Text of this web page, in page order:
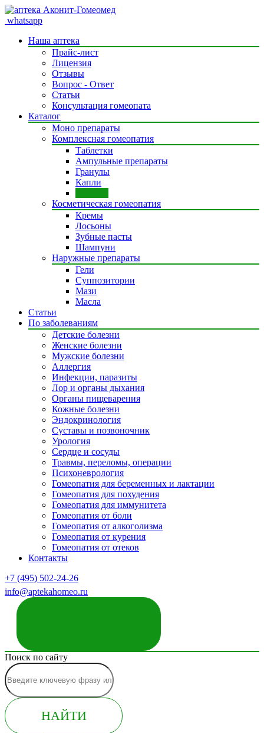
whatsapp
Наша аптека
Прайс-лист
Лицензия
Отзывы
Вопрос - Ответ
Статьи
Консультация гомеопата
Каталог
Моно препараты
Комплексная гомеопатия
Таблетки
Ампульные препараты
Гранулы
Капли
Косметическая гомеопатия
Кремы
Лосьоны
Зубные пасты
Шампуни
Наружные препараты
Гели
Суппозитории
Мази
Масла
Статьи
По заболеваниям
Детские болезни
Женские болезни
Мужские болезни
Аллергия
Инфекции, паразиты
Лор и органы дыхания
Органы пищеварения
Кожные болезни
Эндокринология
Суставы и позвоночник
Урология
Сердце и сосуды
Травмы, переломы, операции
Психоневрология
Гомеопатия для беременных и лактации
Гомеопатия для похудения
Гомеопатия для иммунитета
Гомеопатия от боли
Гомеопатия от алкоголизма
Гомеопатия от курения
Гомеопатия от отеков
Контакты
+7 (495) 502-24-26
info@aptekahomeo.ru
Поиск по сайту
НАЙТИ